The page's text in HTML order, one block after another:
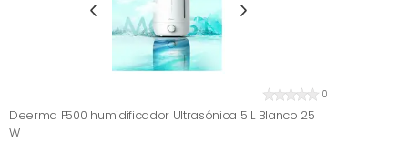
0
Deerma F500 humidificador Ultrasónica 5 L Blanco 25
W